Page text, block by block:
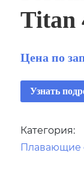
Titan
Цена по
Узнать
Категория:
Плавающие